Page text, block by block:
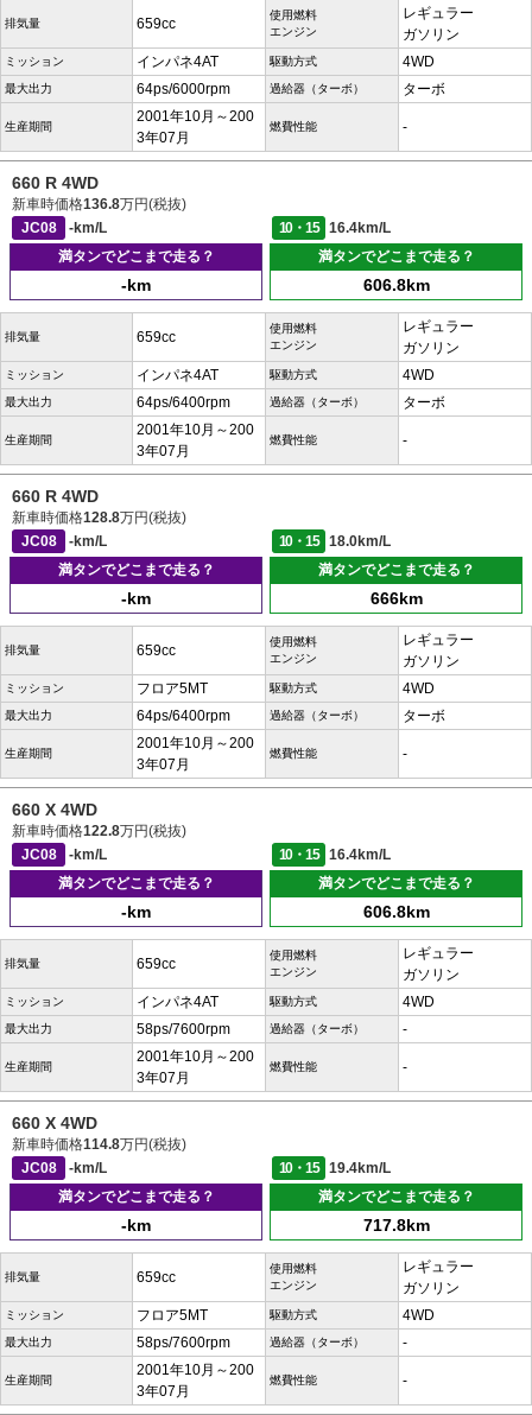
排気量 659cc
使用燃料
エンジン
レギュラー
ガソリン
ミッション インパネ4AT 駆動方式 4WD
最大出力 64ps/6000rpm 過給器（ターボ） ターボ
生産期間
2001年10月～200
3年07月
燃費性能 -
660 R 4WD
新車時価格136.8万円(税抜)
JC08
-km/L 10・15
16.4km/L
満タンでどこまで走る？
-km
満タンでどこまで走る？
606.8km
排気量 659cc
使用燃料
エンジン
レギュラー
ガソリン
ミッション インパネ4AT 駆動方式 4WD
最大出力 64ps/6400rpm 過給器（ターボ） ターボ
生産期間
2001年10月～200
3年07月
燃費性能 -
660 R 4WD
新車時価格128.8万円(税抜)
JC08
-km/L 10・15
18.0km/L
満タンでどこまで走る？
-km
満タンでどこまで走る？
666km
排気量 659cc
使用燃料
エンジン
レギュラー
ガソリン
ミッション フロア5MT 駆動方式 4WD
最大出力 64ps/6400rpm 過給器（ターボ） ターボ
生産期間
2001年10月～200
3年07月
燃費性能 -
660 X 4WD
新車時価格122.8万円(税抜)
JC08
-km/L 10・15
16.4km/L
満タンでどこまで走る？
-km
満タンでどこまで走る？
606.8km
排気量 659cc
使用燃料
エンジン
レギュラー
ガソリン
ミッション インパネ4AT 駆動方式 4WD
最大出力 58ps/7600rpm 過給器（ターボ） -
生産期間
2001年10月～200
3年07月
燃費性能 -
660 X 4WD
新車時価格114.8万円(税抜)
JC08
-km/L 10・15
19.4km/L
満タンでどこまで走る？
-km
満タンでどこまで走る？
717.8km
排気量 659cc
使用燃料
エンジン
レギュラー
ガソリン
ミッション フロア5MT 駆動方式 4WD
最大出力 58ps/7600rpm 過給器（ターボ） -
生産期間
2001年10月～200
3年07月
燃費性能 -